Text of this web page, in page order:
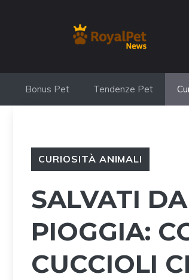
Bonus Pet Tendenze Pet
CURIOSITÀ ANIMALI
SALVATI
PIOGGIA:
CUCCIOLI